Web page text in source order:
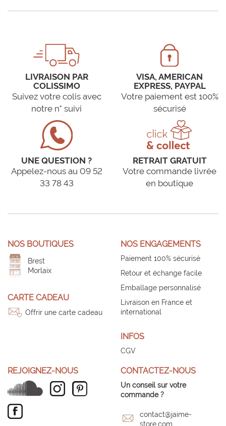
LIVRAISON PAR
COLISSIMO
Suivez votre colis avec
notre n° suivi
VISA, AMERICAN
EXPRESS, PAYPAL
Votre paiement est 100%
sécurisé
UNE QUESTION ?
Appelez-nous au 09 52
33 78 43
RETRAIT GRATUIT
Votre commande livrée
en boutique
NOS BOUTIQUES
Brest
Morlaix
CARTE CADEAU
Offrir une carte cadeau
NOS ENGAGEMENTS
Paiement 100% sécurisé
Retour et échange facile
Emballage personnalisé
Livraison en France et
international
INFOS
CGV
REJOIGNEZ-NOUS CONTACTEZ-NOUS
Un conseil sur votre
commande ?
contact@jaime-
store.com